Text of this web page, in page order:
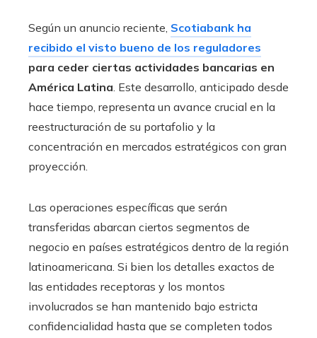
Según un anuncio reciente, Scotiabank ha
recibido el visto bueno de los reguladores
para ceder ciertas actividades bancarias en
América Latina. Este desarrollo, anticipado desde
hace tiempo, representa un avance crucial en la
reestructuración de su portafolio y la
concentración en mercados estratégicos con gran
proyección.
Las operaciones específicas que serán
transferidas abarcan ciertos segmentos de
negocio en países estratégicos dentro de la región
latinoamericana. Si bien los detalles exactos de
las entidades receptoras y los montos
involucrados se han mantenido bajo estricta
confidencialidad hasta que se completen todos